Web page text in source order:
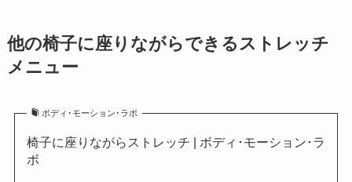
他の椅子に座りながらできるストレッチ
メニュー
ボディ･モーション･ラボ
椅子に座りながらストレッチ | ボディ･モーション･ラ
ボ